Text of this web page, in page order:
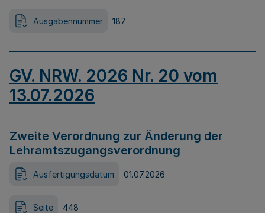
Ausgabennummer 187
GV. NRW. 2026 Nr. 20 vom
13.07.2026
Zweite Verordnung zur Änderung der
Lehramtszugangsverordnung
Ausfertigungsdatum 01.07.2026
Seite 448